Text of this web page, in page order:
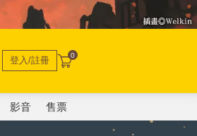
登入/註冊 0
影音 售票